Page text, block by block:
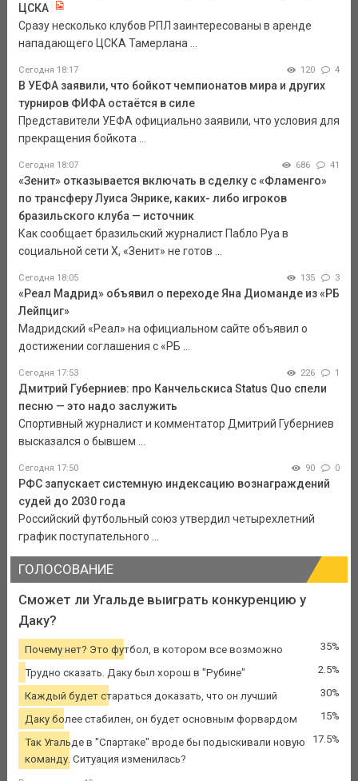
ЦСКА
Сразу несколько клубов РПЛ заинтересованы в аренде
нападающего ЦСКА Тамерлана ...
Сегодня 18:17 120 4
В УЕФА заявили, что бойкот чемпионатов мира и других
турниров ФИФА остаётся в силе
Представители УЕФА официально заявили, что условия для
прекращения бойкота ...
Сегодня 18:07 686 41
«Зенит» отказывается включать в сделку с «Фламенго»
по трансферу Луиса Энрике, каких- либо игроков
бразильского клуба — источник
Как сообщает бразильский журналист Пабло Руа в
социальной сети Х, «Зенит» не готов ...
Сегодня 18:05 135 3
«Реал Мадрид» объявил о переходе Яна Диоманде из «РБ
Лейпциг»
Мадридский «Реал» на официальном сайте объявил о
достижении соглашения с «РБ ...
Сегодня 17:53 226 1
Дмитрий Губерниев: про Канчельскиса Status Quo спели
песню — это надо заслужить
Спортивный журналист и комментатор Дмитрий Губерниев
высказался о бывшем ...
Сегодня 17:50 90 0
РФС запускает системную индексацию вознаграждений
судей до 2030 года
Российский футбольный союз утвердил четырехлетний
график поступательного ...
ГОЛОСОВАНИЕ
Сможет ли Угальде выиграть конкуренцию у
Даку?
Почему нет? Это футбол, в котором все возможно 35%
Трудно сказать. Даку был хорош в "Рубине" 2.5%
Каждый будет стараться доказать, что он лучший 30%
Даку более стабилен, он будет основным форвардом 15%
Так Угальде в "Спартаке" вроде бы подыскивали новую
команду. Ситуация изменилась?
17.5%